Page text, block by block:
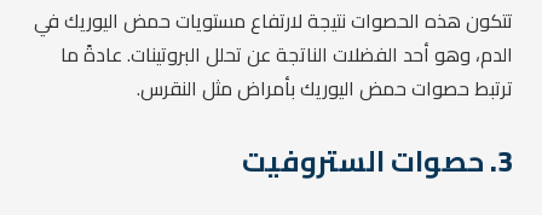
تتكون هذه الحصوات نتيجة لارتفاع مستويات حمض اليوريك في
الدم، وهو أحد الفضلات الناتجة عن تحلل البروتينات. عادةً ما
ترتبط حصوات حمض اليوريك بأمراض مثل النقرس.
3. حصوات الستروفيت